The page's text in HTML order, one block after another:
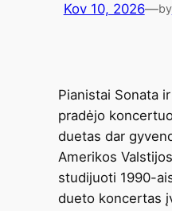
Kov 10, 2026—by
Pianistai Sonata
pradėjo
duetas dar
Amerikos
studijuoti 1990-
dueto koncertas